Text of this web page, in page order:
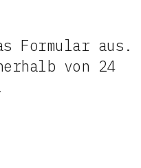
Formular aus.
von 24